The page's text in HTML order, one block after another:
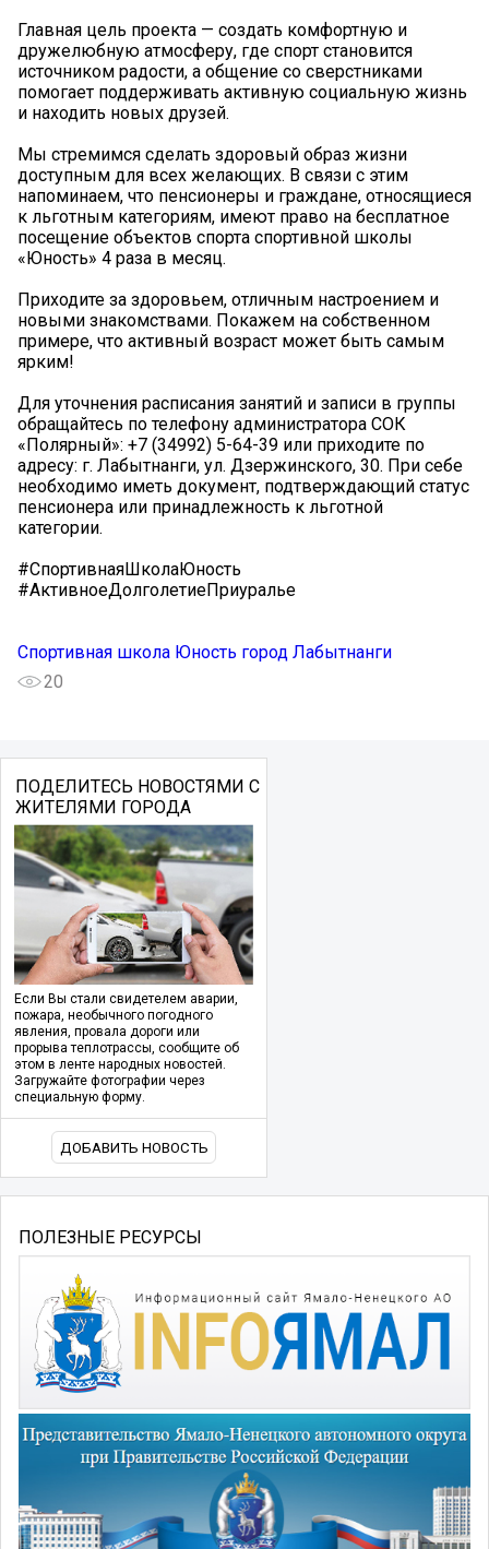
Главная цель проекта — создать комфортную и
дружелюбную атмосферу, где спорт становится
источником радости, а общение со сверстниками
помогает поддерживать активную социальную жизнь
и находить новых друзей.
Мы стремимся сделать здоровый образ жизни
доступным для всех желающих. В связи с этим
напоминаем, что пенсионеры и граждане, относящиеся
к льготным категориям, имеют право на бесплатное
посещение объектов спорта спортивной школы
«Юность» 4 раза в месяц.
Приходите за здоровьем, отличным настроением и
новыми знакомствами. Покажем на собственном
примере, что активный возраст может быть самым
ярким!
Для уточнения расписания занятий и записи в группы
обращайтесь по телефону администратора СОК
«Полярный»: +7 (34992) 5-64-39 или приходите по
адресу: г. Лабытнанги, ул. Дзержинского, 30. При себе
необходимо иметь документ, подтверждающий статус
пенсионера или принадлежность к льготной
категории.
#СпортивнаяШколаЮность
#АктивноеДолголетиеПриуралье
Спортивная школа Юность город Лабытнанги
20
ПОДЕЛИТЕСЬ НОВОСТЯМИ С
ЖИТЕЛЯМИ ГОРОДА
Если Вы стали свидетелем аварии,
пожара, необычного погодного
явления, провала дороги или
прорыва теплотрассы, сообщите об
этом в ленте народных новостей.
Загружайте фотографии через
специальную форму.
ДОБАВИТЬ НОВОСТЬ
ПОЛЕЗНЫЕ РЕСУРСЫ